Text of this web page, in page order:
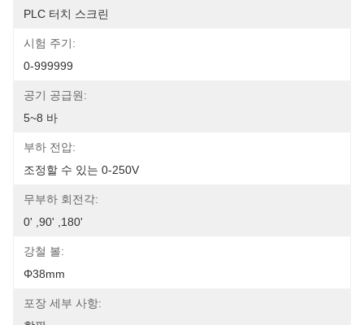
PLC 터치 스크린
시험 주기:
0-999999
공기 공급원:
5~8 바
부하 전압:
조정할 수 있는 0-250V
무부하 회전각:
0' ,90' ,180'
강철 볼:
Φ38mm
포장 세부 사항: